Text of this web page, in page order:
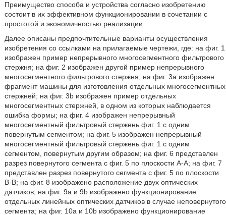
Преимущество способа и устройства согласно изобретению
состоит в их эффективном функционировании в сочетании с
простотой и экономичностью реализации.
Далее описаны предпочтительные варианты осуществления
изобретения со ссылками на прилагаемые чертежи, где: на фиг. 1
изображен пример непрерывного многосегментного фильтрового
стержня; на фиг. 2 изображен другой пример непрерывного
многосегментного фильтрового стержня; на фиг. 3a изображен
фрагмент машины для изготовления отдельных многосегментных
стержней; на фиг. 3b изображен пример отдельных
многосегментных стержней, в одном из которых наблюдается
ошибка формы; на фиг. 4 изображен непрерывный
многосегментный фильтровый стержень фиг. 1 с одним
повернутым сегментом; на фиг. 5 изображен непрерывный
многосегментный фильтровый стержень фиг. 1 с одним
сегментом, повернутым другим образом; на фиг. 6 представлен
разрез повернутого сегмента с фиг. 5 по плоскости А-А; на фиг. 7
представлен разрез повернутого сегмента с фиг. 5 по плоскости
В-В; на фиг. 8 изображено расположение двух оптических
датчиков; на фиг. 9a и 9b изображено функционирование
отдельных линейных оптических датчиков в случае неповернутого
сегмента; на фиг. 10a и 10b изображено функционирование